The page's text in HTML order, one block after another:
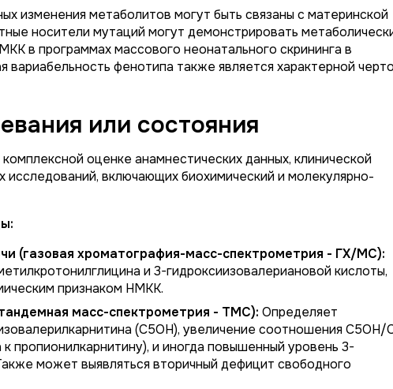
изменения метаболитов могут быть связаны с материнской
носители мутаций могут демонстрировать
в программах массового неонатального скрининга в
вариабельность фенотипа также является характерной
или состояния
оценке анамнестических данных, клинической
исследований, включающих биохимический и молекулярно-
(газовая хроматография-масс-спектрометрия - ГХ/МС):
и 3-гидроксиизовалериановой кислоты,
признаком НМКК.
масс-спектрометрия - ТМС): Определяет
(C5OH), увеличение соотношения C5OH/
пропионилкарнитину), и иногда повышенный уровень 3-
может выявляться вторичный дефицит свободного